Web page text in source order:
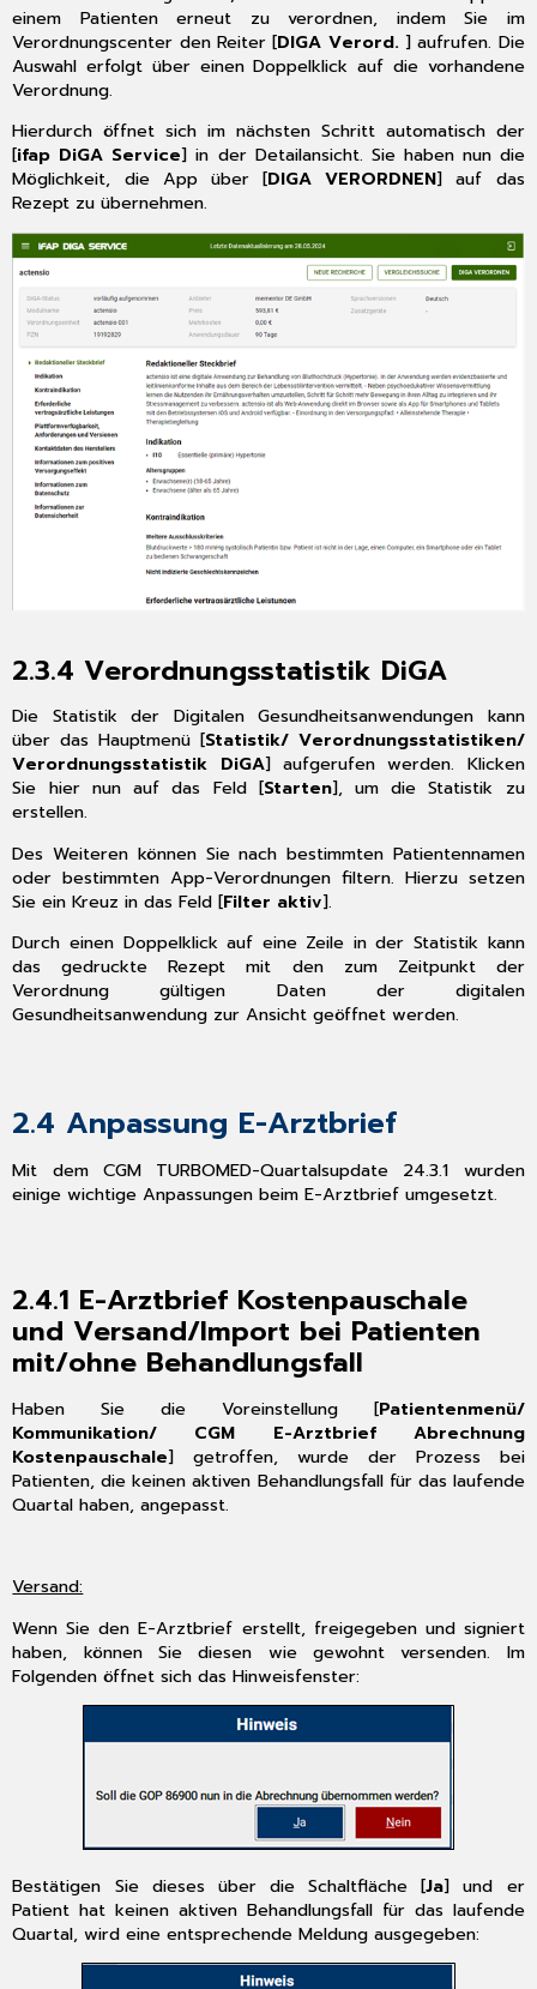
einem Patienten erneut zu verordnen, indem Sie im
Verordnungscenter den Reiter [DIGA Verord. ] aufrufen. Die
Auswahl erfolgt über einen Doppelklick auf die vorhandene
Verordnung.
Hierdurch öffnet sich im nächsten Schritt automatisch der
[ifap DiGA Service] in der Detailansicht. Sie haben nun die
Möglichkeit, die App über [DIGA VERORDNEN] auf das
Rezept zu übernehmen.
2.3.4 Verordnungsstatistik DiGA
Die Statistik der Digitalen Gesundheitsanwendungen kann
über das Hauptmenü [Statistik/ Verordnungsstatistiken/
Verordnungsstatistik DiGA] aufgerufen werden. Klicken
Sie hier nun auf das Feld [Starten], um die Statistik zu
erstellen.
Des Weiteren können Sie nach bestimmten Patientennamen
oder bestimmten App-Verordnungen filtern. Hierzu setzen
Sie ein Kreuz in das Feld [Filter aktiv].
Durch einen Doppelklick auf eine Zeile in der Statistik kann
das gedruckte Rezept mit den zum Zeitpunkt der
Verordnung gültigen Daten der digitalen
Gesundheitsanwendung zur Ansicht geöffnet werden.
2.4 Anpassung E-Arztbrief
Mit dem CGM TURBOMED-Quartalsupdate 24.3.1 wurden
einige wichtige Anpassungen beim E-Arztbrief umgesetzt.
2.4.1 E-Arztbrief Kostenpauschale
und Versand/Import bei Patienten
mit/ohne Behandlungsfall
Haben Sie die Voreinstellung [Patientenmenü/
Kommunikation/ CGM E-Arztbrief Abrechnung
Kostenpauschale] getroffen, wurde der Prozess bei
Patienten, die keinen aktiven Behandlungsfall für das laufende
Quartal haben, angepasst.
Versand:
Wenn Sie den E-Arztbrief erstellt, freigegeben und signiert
haben, können Sie diesen wie gewohnt versenden. Im
Folgenden öffnet sich das Hinweisfenster:
Bestätigen Sie dieses über die Schaltfläche [Ja] und er
Patient hat keinen aktiven Behandlungsfall für das laufende
Quartal, wird eine entsprechende Meldung ausgegeben: